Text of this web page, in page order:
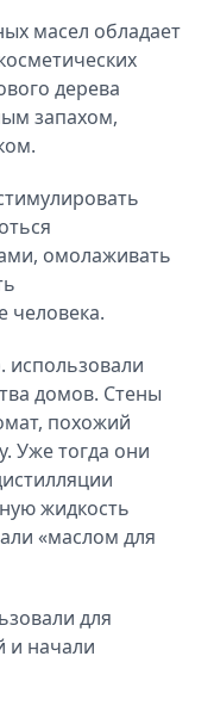
масел обладает
дерева
запахом,
омолаживать
человека.
использовали
домов. Стены
похожий
Уже тогда они
жидкость
«маслом для
для
и начали